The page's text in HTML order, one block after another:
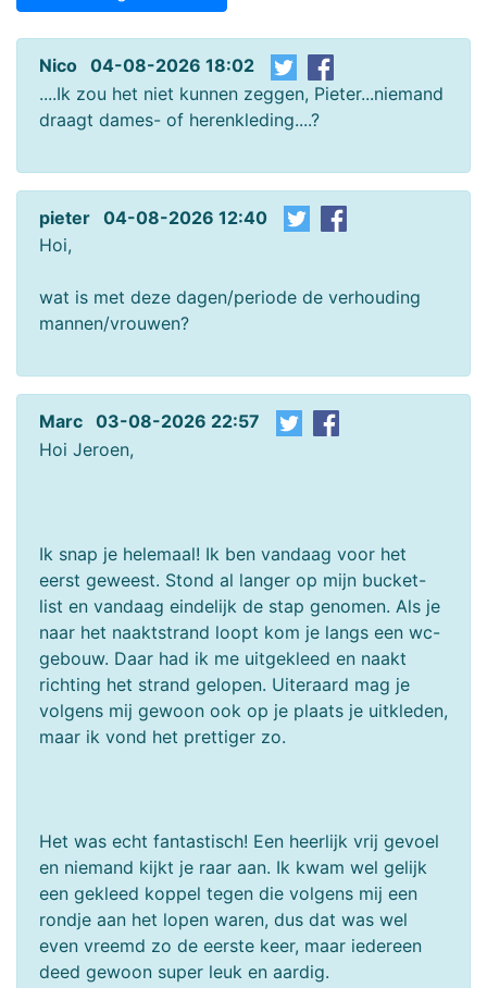
Nico 04-08-2026 18:02
....Ik zou het niet kunnen zeggen, Pieter...niemand
draagt dames- of herenkleding....?
pieter 04-08-2026 12:40
Hoi,
wat is met deze dagen/periode de verhouding
mannen/vrouwen?
Marc 03-08-2026 22:57
Hoi Jeroen,
Ik snap je helemaal! Ik ben vandaag voor het
eerst geweest. Stond al langer op mijn bucket-
list en vandaag eindelijk de stap genomen. Als je
naar het naaktstrand loopt kom je langs een wc-
gebouw. Daar had ik me uitgekleed en naakt
richting het strand gelopen. Uiteraard mag je
volgens mij gewoon ook op je plaats je uitkleden,
maar ik vond het prettiger zo.
Het was echt fantastisch! Een heerlijk vrij gevoel
en niemand kijkt je raar aan. Ik kwam wel gelijk
een gekleed koppel tegen die volgens mij een
rondje aan het lopen waren, dus dat was wel
even vreemd zo de eerste keer, maar iedereen
deed gewoon super leuk en aardig.